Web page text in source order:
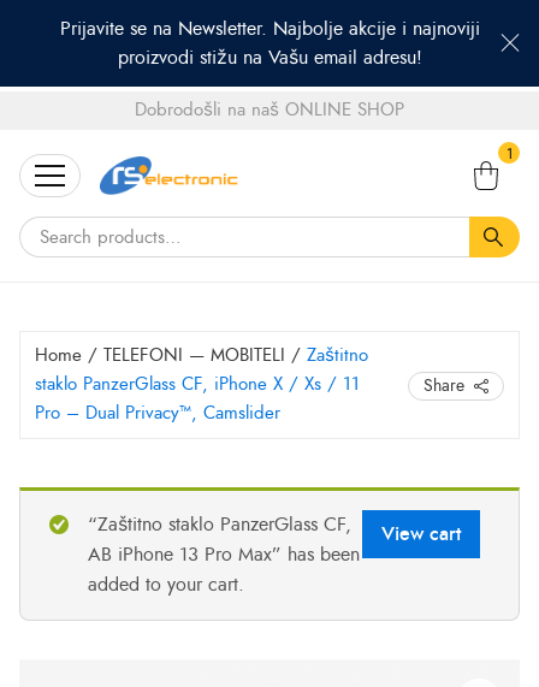
Prijavite se na Newsletter. Najbolje akcije i najnoviji
proizvodi stižu na Vašu email adresu!
Dobrodošli na naš ONLINE SHOP
for:
1
Home / TELEFONI — MOBITELI / Zaštitno
staklo PanzerGlass CF, iPhone X / Xs / 11
Pro – Dual Privacy™, Camslider
Share
View cart
“Zaštitno staklo PanzerGlass CF,
AB iPhone 13 Pro Max” has been
added to your cart.